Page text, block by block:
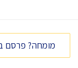
מומחה? פרסם